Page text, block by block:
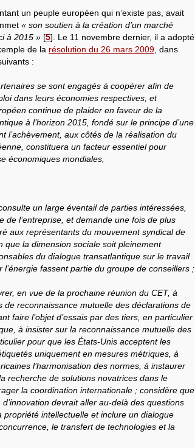
un peuple européen qui n’existe pas, avait
« son soutien à la création d’un marché
à 2015 » [5] . Le 11 novembre dernier, il a adopté
de la résolution du 26 mars 2009 , dans
:
se sont engagés à coopérer afin de
dans leurs économies respectives, et
continue de plaider en faveur de la
à l’horizon 2015, fondé sur le principe d’une
l’achèvement, aux côtés de la réalisation du
constituera un facteur essentiel pour
économiques mondiales,
un large éventail de parties intéressées,
de l’entreprise, et demande une fois de plus
aux représentants du mouvement syndical de
que la dimension sociale soit pleinement
du dialogue transatlantique sur le travail
fassent partie du groupe de conseillers ;
en vue de la prochaine réunion du CET, à
de reconnaissance mutuelle des déclarations de
faire l’objet d’essais par des tiers, en particulier
à insister sur la reconnaissance mutuelle des
pour que les États-Unis acceptent les
uniquement en mesures métriques, à
l’harmonisation des normes, à instaurer
recherche de solutions novatrices dans le
la coordination internationale ; considère que
devrait aller au-delà des questions
intellectuelle et inclure un dialogue
le transfert de technologies et la